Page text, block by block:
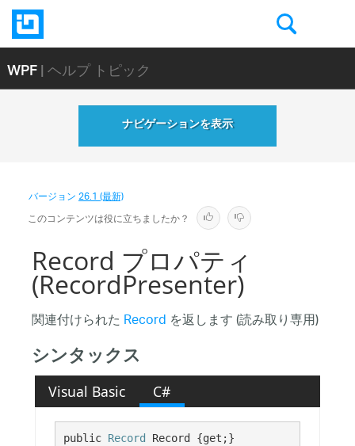
WPF| ヘルプ トピック
ナビゲーションを表示
バージョン26.1 (最新)
このコンテンツは役に立ちましたか？
Record プロパティ
(RecordPresenter)
関連付けられたRecord を返します (読み取り専用)
シンタックス
Visual Basic C#
public Record Record {get;}